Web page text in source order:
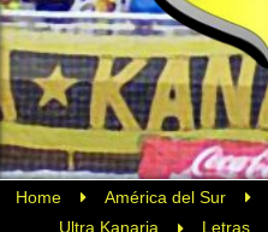
Home América del Sur
Ultra Kanaria
Letras